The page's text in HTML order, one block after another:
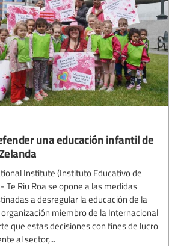
una educación infantil de
Institute (Instituto Educativo de
Te Riu Roa se opone a las medidas
a desregular la educación de la
miembro de la Internacional
que estas decisiones con fines de lucro
al sector,...